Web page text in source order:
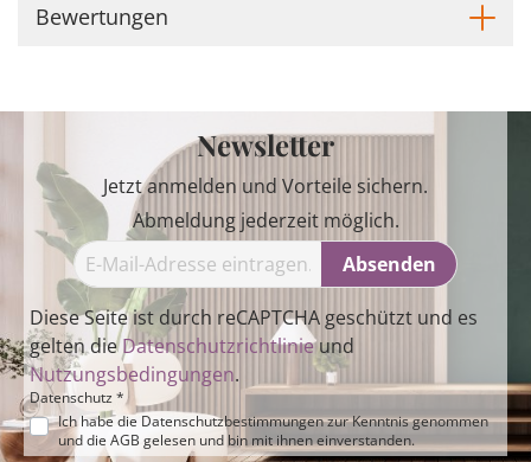
Bewertungen
Newsletter
Jetzt anmelden und Vorteile sichern.
Abmeldung jederzeit möglich.
Absenden
Diese Seite ist durch reCAPTCHA geschützt und es
gelten dieDatenschutzrichtlinieund
Nutzungsbedingungen.
Datenschutz *
Ich habe die Datenschutzbestimmungenzur Kenntnis genommen
und die AGB gelesen und bin mit ihnen einverstanden.